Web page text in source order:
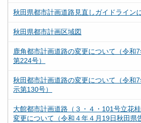
秋田県都市計画道路見直しガイドライン
秋田県都市計画区域図
鹿角都市計画道路の変更について（令和
第224号）
秋田都市計画道路の変更について（令和
示第130号）
大館都市計画道路（３・４・101号立花
変更について（令和４年４月19日秋田県